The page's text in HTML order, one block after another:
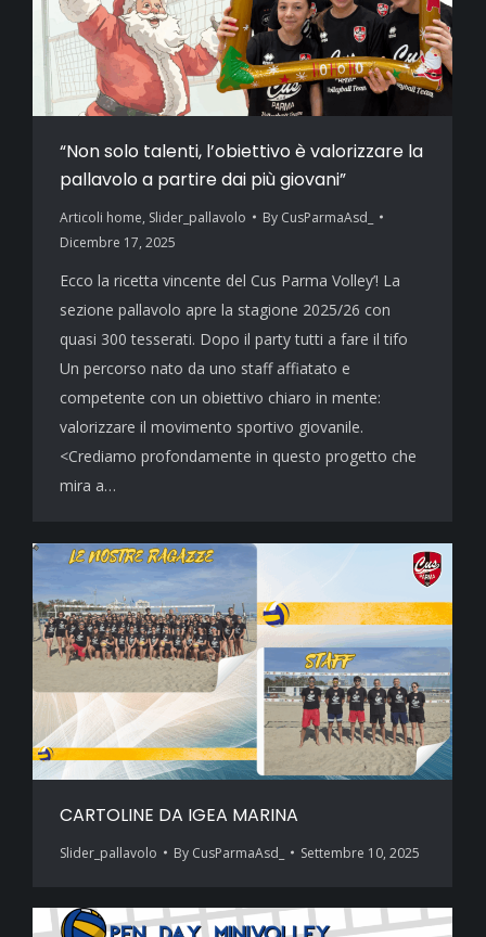
“Non solo talenti, l’obiettivo è valorizzare la
pallavolo a partire dai più giovani”
Articoli home, Slider_pallavolo By CusParmaAsd_
Dicembre 17, 2025
Ecco la ricetta vincente del Cus Parma Volley’! La
sezione pallavolo apre la stagione 2025/26 con
quasi 300 tesserati. Dopo il party tutti a fare il tifo
Un percorso nato da uno staff affiatato e
competente con un obiettivo chiaro in mente:
valorizzare il movimento sportivo giovanile.
<Crediamo profondamente in questo progetto che
mira a…
CARTOLINE DA IGEA MARINA
Slider_pallavolo By CusParmaAsd_ Settembre 10, 2025